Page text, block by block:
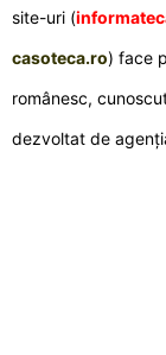
site-uri (
casoteca.ro) face
românesc,
dezvoltat de